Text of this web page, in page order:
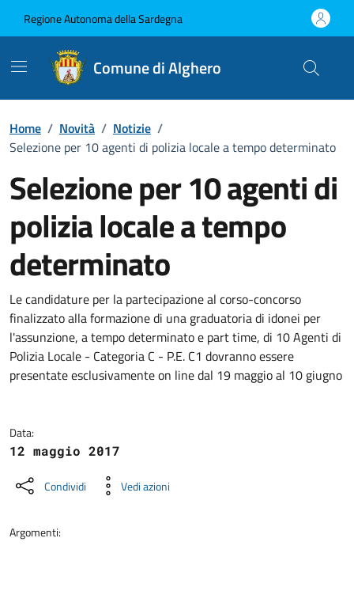
Regione Autonoma della Sardegna
Comune di Alghero
Home / Novità / Notizie /
Selezione per 10 agenti di polizia locale a tempo determinato
Selezione per 10 agenti di
polizia locale a tempo
determinato
Dettagli della notizia
Le candidature per la partecipazione al corso-concorso
finalizzato alla formazione di una graduatoria di idonei per
l'assunzione, a tempo determinato e part time, di 10 Agenti di
Polizia Locale - Categoria C - P.E. C1 dovranno essere
presentate esclusivamente on line dal 19 maggio al 10 giugno
Data:
12 maggio 2017
Condividi Vedi azioni
Argomenti: